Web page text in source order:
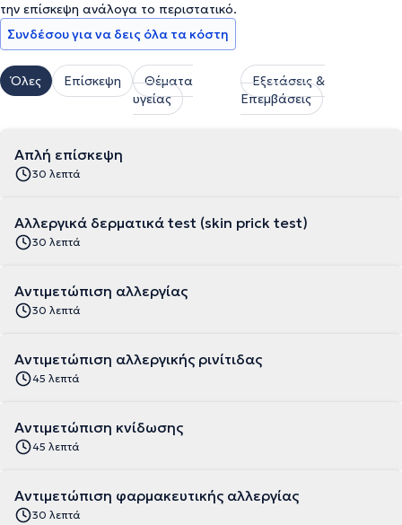
την επίσκεψη ανάλογα το περιστατικό.
Συνδέσου για να δεις όλα τα κόστη
Όλες Επίσκεψη
Θέματα
υγείας
Εξετάσεις &
Επεμβάσεις
Απλή επίσκεψη
30 λεπτά
Αλλεργικά δερματικά test (skin prick test)
30 λεπτά
Αντιμετώπιση αλλεργίας
30 λεπτά
Αντιμετώπιση αλλεργικής ρινίτιδας
45 λεπτά
Αντιμετώπιση κνίδωσης
45 λεπτά
Αντιμετώπιση φαρμακευτικής αλλεργίας
30 λεπτά